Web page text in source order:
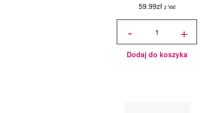
59.99zł z Vat
-
ilość Złoty
w proszku
Cake Lace
Bowman
Gold 56,6
+
Dodaj do koszyka